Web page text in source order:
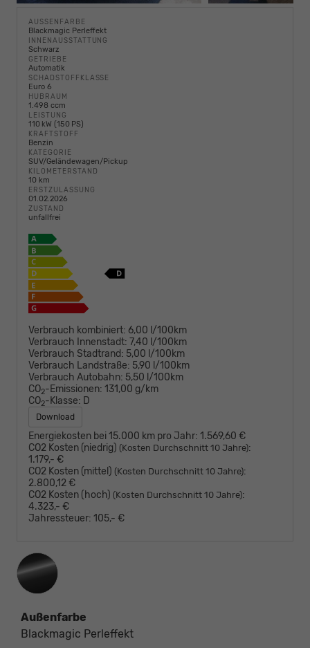
AUSSENFARBE
Blackmagic Perleffekt
INNENAUSSTATTUNG
Schwarz
GETRIEBE
Automatik
SCHADSTOFFKLASSE
Euro 6
HUBRAUM
1.498 ccm
LEISTUNG
110 kW (150 PS)
KRAFTSTOFF
Benzin
KATEGORIE
SUV/Geländewagen/Pickup
KILOMETERSTAND
10 km
ERSTZULASSUNG
01.02.2026
ZUSTAND
unfallfrei
Verbrauch kombiniert: 6,00 l/100km
Verbrauch Innenstadt: 7,40 l/100km
Verbrauch Stadtrand: 5,00 l/100km
Verbrauch Landstraße: 5,90 l/100km
Verbrauch Autobahn: 5,50 l/100km
CO2-Emissionen: 131,00 g/km
CO2-Klasse: D
Download
Energiekosten bei 15.000 km pro Jahr: 1.569,60 €
CO2 Kosten (niedrig) (Kosten Durchschnitt 10 Jahre):
1.179,- €
CO2 Kosten (mittel) (Kosten Durchschnitt 10 Jahre):
2.800,12 €
CO2 Kosten (hoch) (Kosten Durchschnitt 10 Jahre):
4.323,- €
Jahressteuer: 105,- €
Außenfarbe
Blackmagic Perleffekt